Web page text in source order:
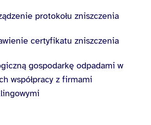
protokołu zniszczenia
certyfikatu zniszczenia
gospodarkę odpadami w
współpracy z firmami